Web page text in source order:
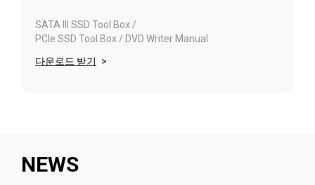
SATA III SSD Tool Box /
PCIe SSD Tool Box / DVD Writer Manual
다운로드 받기
NEWS